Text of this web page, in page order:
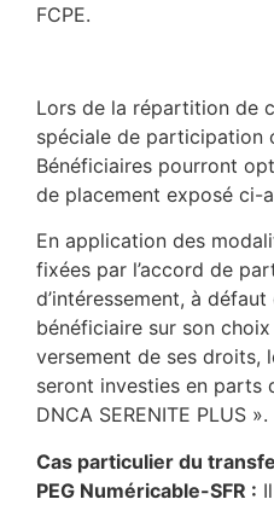
FCPE.
Lors de la répartition de
spéciale de participation
Bénéficiaires pourront
de placement exposé ci-
En application des
fixées par l’accord de
d’intéressement, à
bénéficiaire sur son
versement de ses droits,
seront investies en parts
DNCA SERENITE PLUS ».
Cas particulier du
PEG Numéricable-SFR :